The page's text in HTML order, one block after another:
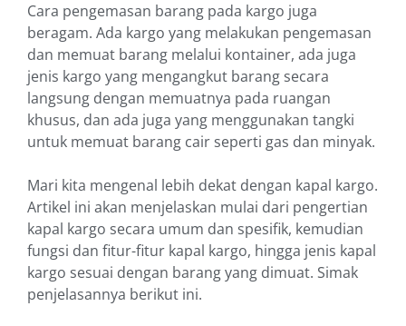
Cara pengemasan barang pada kargo juga
beragam. Ada kargo yang melakukan pengemasan
dan memuat barang melalui kontainer, ada juga
jenis kargo yang mengangkut barang secara
langsung dengan memuatnya pada ruangan
khusus, dan ada juga yang menggunakan tangki
untuk memuat barang cair seperti gas dan minyak.
Mari kita mengenal lebih dekat dengan kapal kargo.
Artikel ini akan menjelaskan mulai dari pengertian
kapal kargo secara umum dan spesifik, kemudian
fungsi dan fitur-fitur kapal kargo, hingga jenis kapal
kargo sesuai dengan barang yang dimuat. Simak
penjelasannya berikut ini.